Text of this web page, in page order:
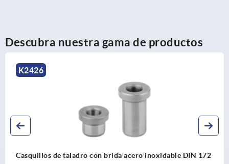
Descubra nuestra gama de productos
DIN 172
Casquillos de taladrar cilíndricos de